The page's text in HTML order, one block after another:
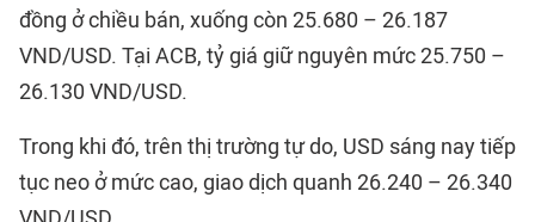
đồng ở chiều bán, xuống còn 25.680 – 26.187
VND/USD. Tại ACB, tỷ giá giữ nguyên mức 25.750 –
26.130 VND/USD.
Trong khi đó, trên thị trường tự do, USD sáng nay tiếp
tục neo ở mức cao, giao dịch quanh 26.240 – 26.340